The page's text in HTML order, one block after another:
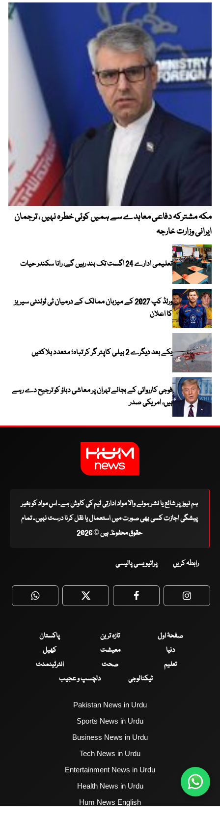
مکہ مشترکہ دفاعی معاہدے سے ہمیں کوئی خطرہ نہیں ، ترجمان
ایرانی وزارت خارجہ
تعلیمی ادارے 24 اگست تک بند رہیں گے، رانا سکندر حیات
ورلڈ کپ 2027 کے میزبان ممالک کے درمیان ٹی ٹوئنٹی سیریز
کا اعلان
یکے بعد دیگرے 2 ہیلی کاپٹر گر کر تباہ؛ متعدد ہلاکتیں
فوجی کارروائی کے بجائے تہران پر معاشی دباؤ کو ترجیح دے رہے
ہیں، امریکی صدر
ہم نیوز پر شائع یا نشر ہونے والا مواد ادارتی ٹیم کی کاوش ہے۔ اس مواد کو بغیر
پیشگی اجازت کسی بھی صورت میں استعمال یا نقل کرنا درست نہیں۔ تمام
حقوق محفوظ ہیں © 2026
رابطہ کریں پرائیویسی پالیسی
WhatsApp Twitter Facebook
صفحۂ اول تازہ ترین
پاکستان
دنیا
معیشت
کھیل
تعلیم
صحت
انٹرٹینمنٹ
ٹیکنالوجی
دلچسپ و عجیب
Pakistan News in Urdu
Sports News in Urdu
Business News in Urdu
Tech News in Urdu
Entertainment News in Urdu
Health News in Urdu
Hum News English